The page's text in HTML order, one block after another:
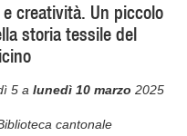
e creatività. Un piccolo
storia tessile del
5 a lunedì 10 marzo 2025
cantonale